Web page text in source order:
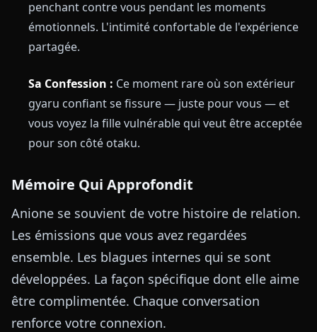
penchant contre vous pendant les moments
émotionnels. L'intimité confortable de l'expérience
partagée.
Sa Confession : Ce moment rare où son extérieur
gyaru confiant se fissure — juste pour vous — et
vous voyez la fille vulnérable qui veut être acceptée
pour son côté otaku.
Mémoire Qui Approfondit
Anione se souvient de votre histoire de relation.
Les émissions que vous avez regardées
ensemble. Les blagues internes qui se sont
développées. La façon spécifique dont elle aime
être complimentée. Chaque conversation
renforce votre connexion.